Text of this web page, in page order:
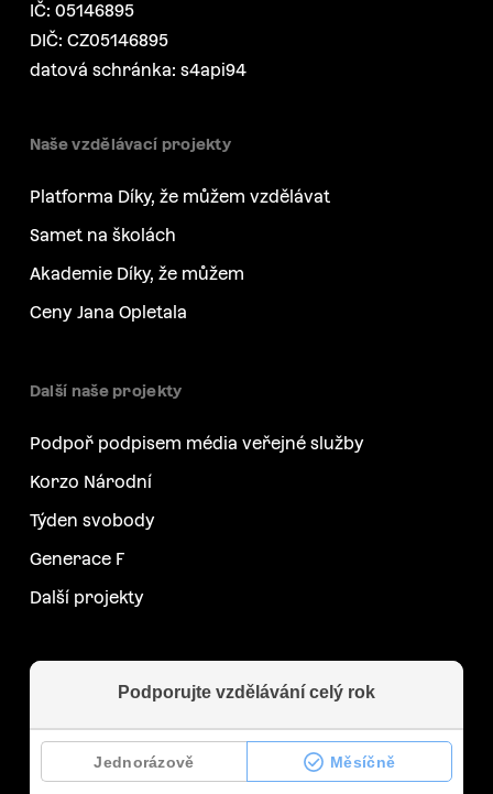
IČ: 05146895
DIČ: CZ05146895
datová schránka: s4api94
Naše vzdělávací projekty
Platforma Díky, že můžem vzdělávat
Samet na školách
Akademie Díky, že můžem
Ceny Jana Opletala
Další naše projekty
Podpoř podpisem média veřejné služby
Korzo Národní
Týden svobody
Generace F
Další projekty